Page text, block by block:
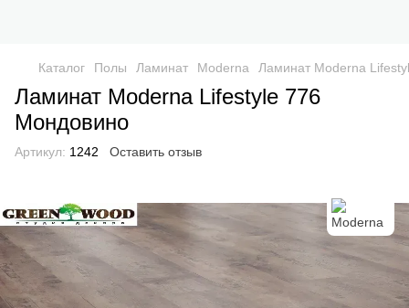
Каталог Полы Ламинат Moderna Ламинат Moderna
Ламинат Moderna Lifestyle 776
Мондовино
Артикул: 1242 Оставить отзыв